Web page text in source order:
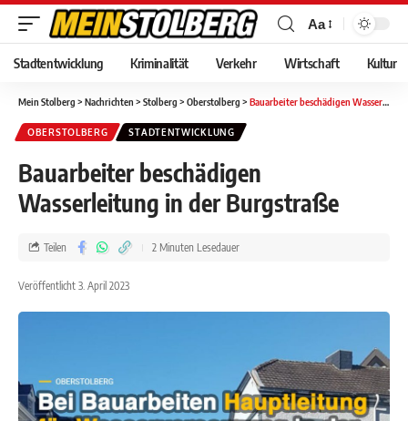
Aa
Stadtentwicklung Kriminalität Verkehr Wirtschaft Kultur
Mein Stolberg > Nachrichten > Stolberg > Oberstolberg > Bauarbeiter beschädigen Wasserleitung in der Burgstraße
OBERSTOLBERG STADTENTWICKLUNG
Bauarbeiter beschädigen
Wasserleitung in der Burgstraße
Veröffentlicht 3. April 2023
Teilen 2 Minuten Lesedauer